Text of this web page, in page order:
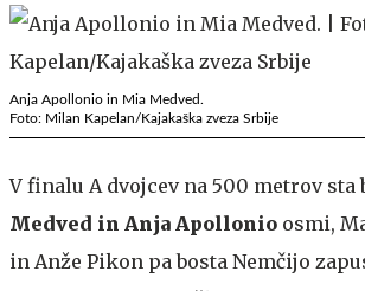
Anja Apollonio in Mia Medved.
Foto: Milan Kapelan/Kajakaška zveza Srbije
V finalu A dvojcev na 500 metrov sta
Medved in Anja Apollonio osmi,
in Anže Pikon pa bosta Nemčijo